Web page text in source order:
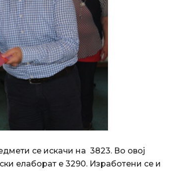
се искачи на 3823. Во овој
елаборат е 3290. Изработени се и